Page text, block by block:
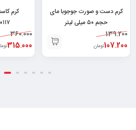
کرم دست و صورت جوجوبا مای
حجم ۵۰ میلی لیتر
۶۲۶۰۴۸۲۵۲۰۰۲۹139.200
107.200تومان
کرم
360.000
315.000